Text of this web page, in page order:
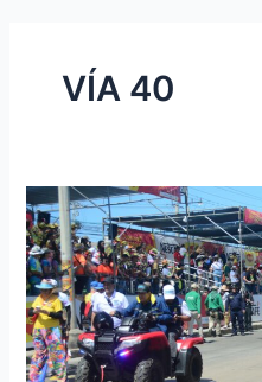
VÍA 40
Arrancó
puntualmente,
a
las
11
am,
con